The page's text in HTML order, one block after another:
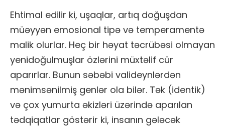
Ehtimal edilir ki, uşaqlar, artıq doğuşdan
müəyyən emosional tipə və temperamentə
malik olurlar. Heç bir həyat təcrübəsi olmayan
yenidoğulmuşlar özlərini müxtəlif cür
aparırlar. Bunun səbəbi valideynlərdən
mənimsənilmiş genlər ola bilər. Tək (identik)
və çox yumurta əkizləri üzərində aparılan
tədqiqatlar göstərir ki, insanın gələcək